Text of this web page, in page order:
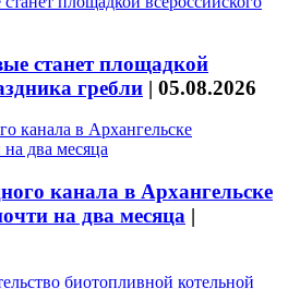
станет площадкой
гребли | 05.08.2026
канала в Архангельске
на два месяца |